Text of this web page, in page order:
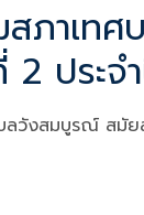
สภาเท
ประจ
บลวังสมบูรณ์ สมั